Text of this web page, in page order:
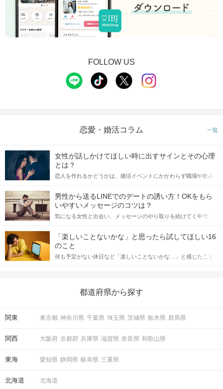
マッチング投票
FOLLOW US
恋愛・婚活コラム 一覧
女性が話しかけてほしい時に出すサインとその心理
とは？
恋人を作れるかどうかは、婚活イベントにかかわらず職場や飲み
てアプローチできるかにも左右されます。 これから恋人作りを本
格的に始めようとしている方は、女性が異性を求めて出すサイン
をしっかりと理解し、正しい行動に移せるかどうかが重要。 この
記事では、女性が話しかけて欲しい時に出すサインとその心理を
合にどのような行動に繋げるべきかをご紹介していきます。
男性から送るLINEでのデートの誘い方！OKをもら
いやすいメッセージのコツは？
気になる女性と出会い、メッセージのやり取りを続けてく中で
しかし、中には「どう誘ったらいいの？」とお困りの男性もいら
っしゃるのではないでしょうか。 そこで今回は、男性から女性へ
送るLINEでのデートの誘い方のコツをご紹介します。例文も混じ
えながら解説するので、ぜひ参考にしてください。
「楽しいことないかな」と思ったら試してほしい16
のこと
何も予定がない休日など「楽しいことないかな…」と感じたこと
の楽しいことアイデアを集めました♪ いままさに楽しいことを探し
都道府県から探す
関東 東京都 神奈川県 千葉県 埼玉県 茨城県 栃木県 群馬県
関西 大阪府 京都府 兵庫県 滋賀県 奈良県 和歌山県
東海 愛知県 静岡県 岐阜県 三重県
北海道 北海道